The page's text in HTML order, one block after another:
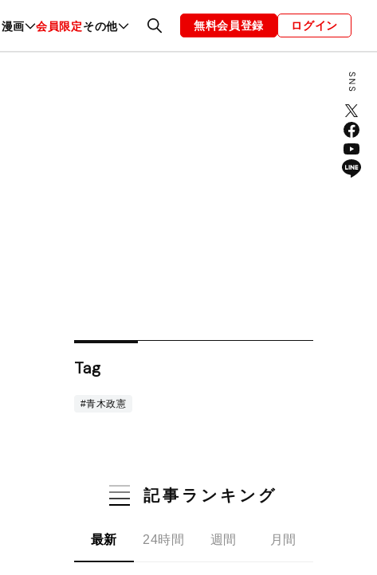
漫画 会員限定その他
ファッション 恋愛・結婚 編集部 お知らせ
無料会員登録 ログイン
Tag
#青木政憲
記事ランキング
最新 24時間 週間 月間